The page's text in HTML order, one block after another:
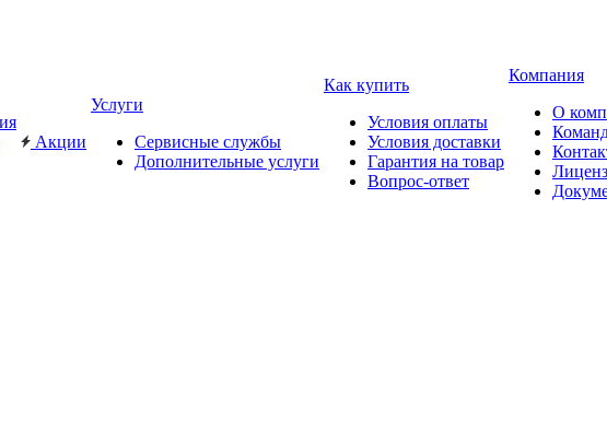
Акции
Услуги
Сервисные службы
Дополнительные услуги
Как купить
Условия оплаты
Условия доставки
Гарантия на товар
Вопрос-ответ
Компания
О